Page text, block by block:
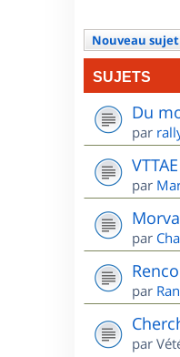
Nouveau sujet
SUJETS
Du
par
par
par
par
par